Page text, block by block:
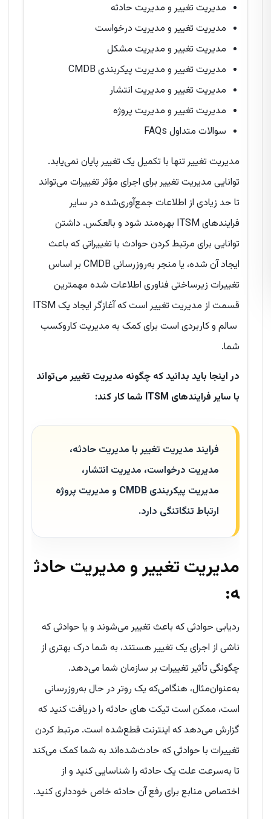
مدیریت تغییر و مدیریت حادثه
مدیریت تغییر و مدیریت درخواست
مدیریت تغییر و مدیریت مشکل
مدیریت تغییر و مدیریت پیکربندی CMDB
مدیریت تغییر و مدیریت انتشار
مدیریت تغییر و مدیریت پروژه
سوالات متداول FAQs
مدیریت تغییر تنها با تکمیل یک تغییر پایان نمی‌یابد.
توانایی مدیریت تغییر برای اجرای مؤثر تغییرات می‌تواند
تا حد زیادی از اطلاعات جمع‌آوری‌شده در سایر
فرایندهای ITSM بهره‌مند شود و بالعکس. داشتن
توانایی برای مرتبط کردن حوادث با تغییراتی که باعث
ایجاد آن شده، یا منجر به‌روزرسانی CMDB بر اساس
تغییرات زیرساختی فناوری اطلاعات شده مهمترین
قسمت از مدیریت تغییر است که آغازگر ایجاد یک ITSM
سالم و کاربردی است برای کمک به مدیریت کاروکسب
شما.
در اینجا باید بدانید که چگونه مدیریت تغییر می‌تواند
با سایر فرایندهای
شما کار کند:
فرایند مدیریت تغییر با مدیریت حادثه،
مدیریت درخواست، مدیریت انتشار،
مدیریت پیکربندی CMDB و مدیریت پروژه
ارتباط تنگاتنگی دارد.
مدیریت تغییر و مدیریت حادث
ه:
ردیابی حوادثی که باعث تغییر می‌شوند و یا حوادثی که
ناشی از اجرای یک تغییر هستند، به شما درک بهتری از
چگونگی تأثیر تغییرات بر سازمان شما می‌دهد.
به‌عنوان‌مثال، هنگامی‌که یک روتر در حال به‌روزرسانی
است، ممکن است تیکت های حادثه را دریافت کنید که
گزارش می‌دهد که اینترنت قطع‌شده است. مرتبط کردن
تغییرات با حوادثی که حادث‌شده‌اند به شما کمک می‌کند
تا به‌سرعت علت یک حادثه را شناسایی کنید و از
اختصاص منابع برای رفع آن حادثه خاص خودداری کنید.